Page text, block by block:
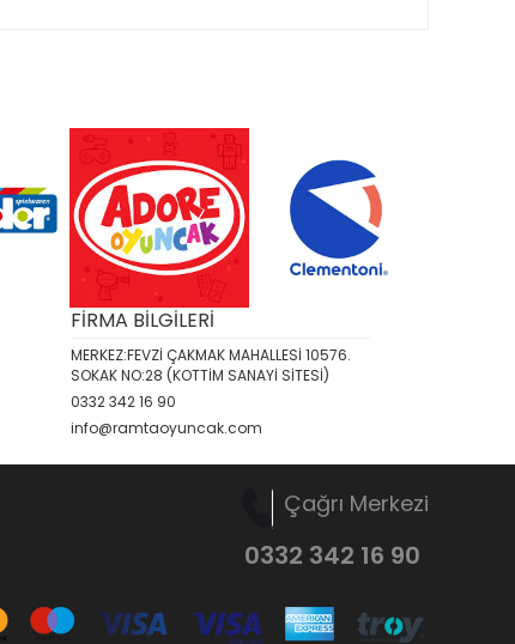
FİRMA BİLGİLERİ
MERKEZ:FEVZİ ÇAKMAK MAHALLESİ 10576.
SOKAK NO:28 (KOTTİM SANAYİ SİTESİ)
0332 342 16 90
info@ramtaoyuncak.com
Çağrı Merkezi
0332 342 16 90